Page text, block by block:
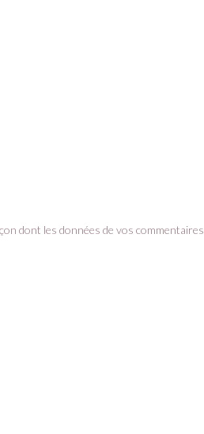
dont les données de vos commentaires